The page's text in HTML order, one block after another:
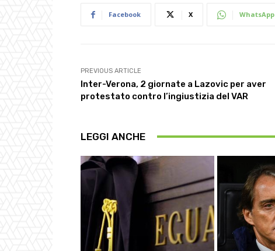
Facebook X WhatsApp
PREVIOUS ARTICLE
Inter-Verona, 2 giornate a Lazovic per aver
protestato contro l’ingiustizia del VAR
LEGGI ANCHE